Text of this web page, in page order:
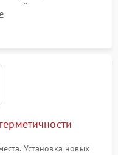
ремонт платы
проводки.
Установка новых